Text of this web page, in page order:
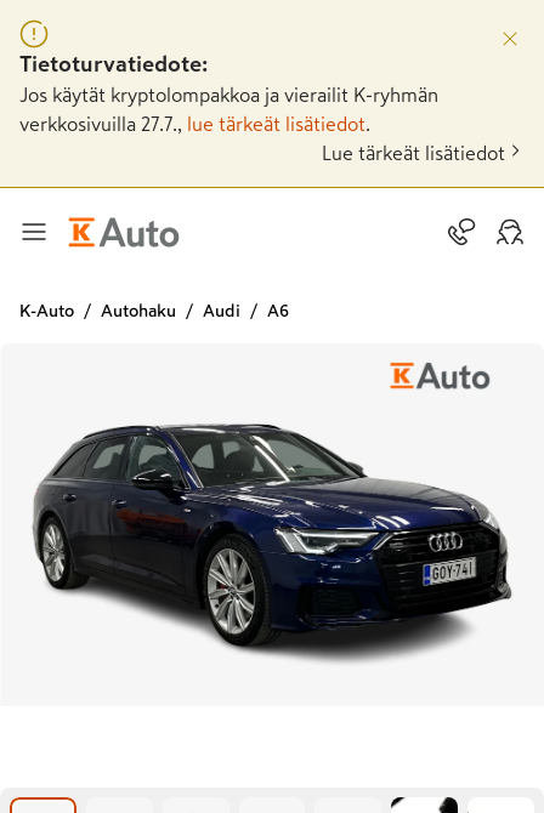
Tietoturvatiedote:
Jos käytät kryptolompakkoa ja vierailit K-ryhmän
verkkosivuilla 27.7.,
lue tärkeät lisätiedot
Lue tärkeät lisätiedot
K-Auto Autohaku Audi A6